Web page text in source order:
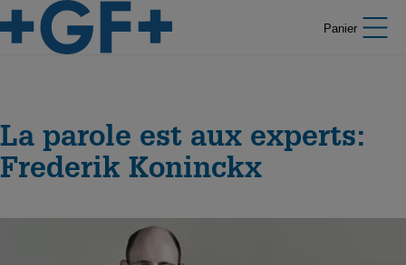
Panier
La parole est aux experts:
Frederik Koninckx